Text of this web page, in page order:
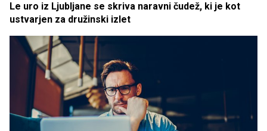
Le uro iz Ljubljane se skriva naravni čudež, ki je kot
ustvarjen za družinski izlet